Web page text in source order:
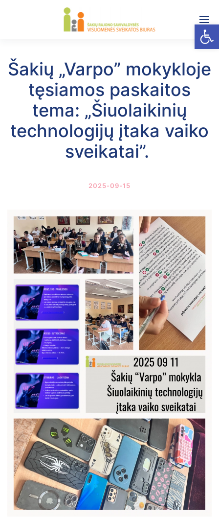
Šakių „Varpo” mokykloje
tęsiamos paskaitos
tema: „Šiuolaikinių
technologijų įtaka vaiko
sveikatai”.
2025-09-15